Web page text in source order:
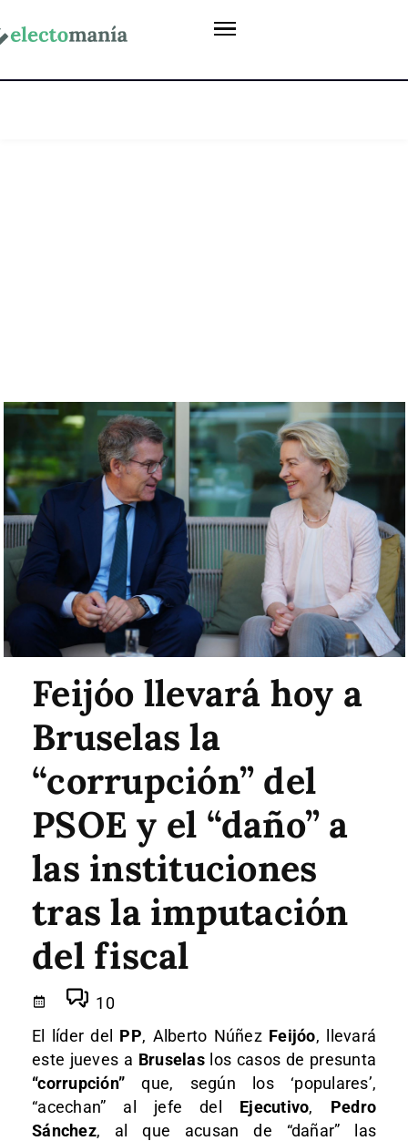
Feijóo llevará hoy a
Bruselas la
“corrupción” del
PSOE y el “daño” a
las instituciones
tras la imputación
del fiscal
10
El líder del PP, Alberto Núñez Feijóo, llevará
este jueves a Bruselaslos casos de presunta
“corrupción” que, según los ‘populares’,
“acechan” al jefe del Ejecutivo, Pedro
Sánchez, al que acusan de “dañar” las